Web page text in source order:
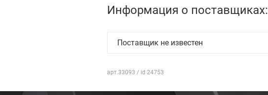
Информация о поставщиках:
Поставщик не известен
арт.33093 / id 24753